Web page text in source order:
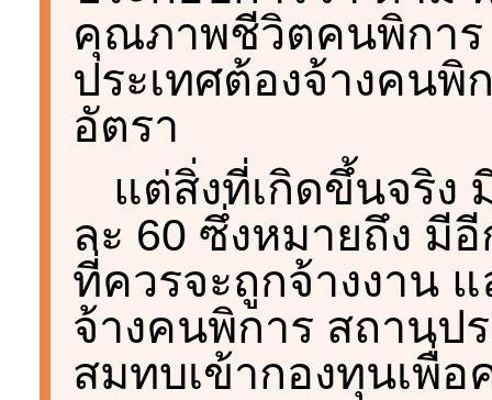
คุณภาพชีวิตคนพิการ
ประเทศต้องจ้างคนพิ
อัตรา
แต่สิ่งที่เกิดขึ้นจริง
ละ 60 ซึ่งหมายถึง มี
ที่ควรจะถูกจ้างงาน
จ้างคนพิการ สถานป
สมทบเข้ากองทุนเพื่อ